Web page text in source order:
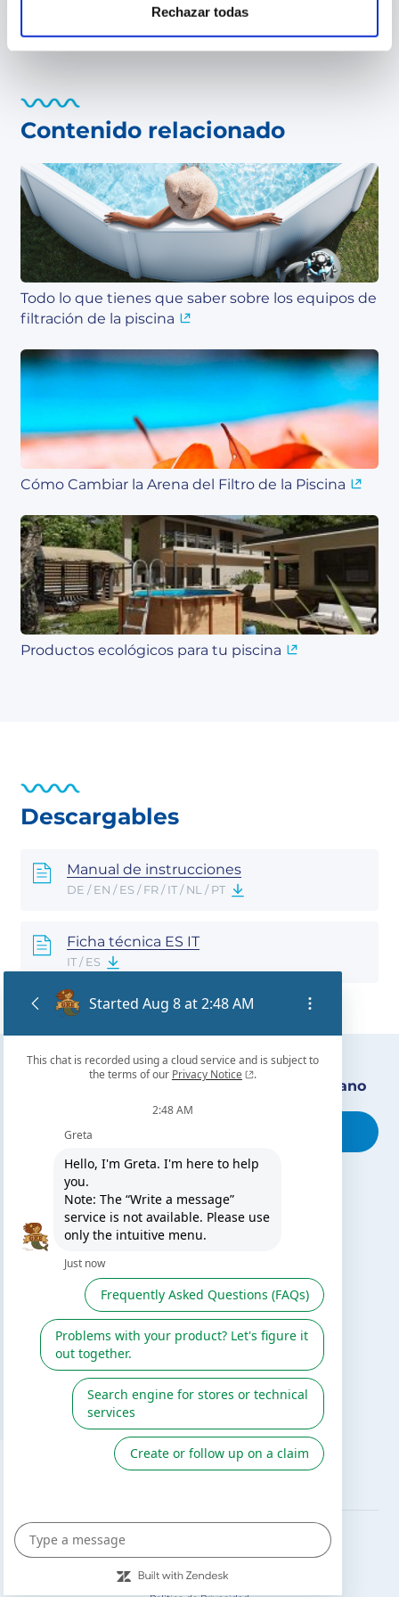
Rechazar todas
Contenido relacionado
Todo lo que tienes que saber sobre los equipos de
filtración de la piscina
Cómo Cambiar la Arena del Filtro de la Piscina
Productos ecológicos para tu piscina
Descargables
Manual de instrucciones
DE / EN / ES / FR / IT / NL / PT
Ficha técnica ES IT
IT / ES
Encuentra nuestro distribuidor más cercano
TE PUEDE INTERESAR
El blog de Gre
Servicio de postventa
Catálogo Gre / Zodiac
SÍGUENOS EN